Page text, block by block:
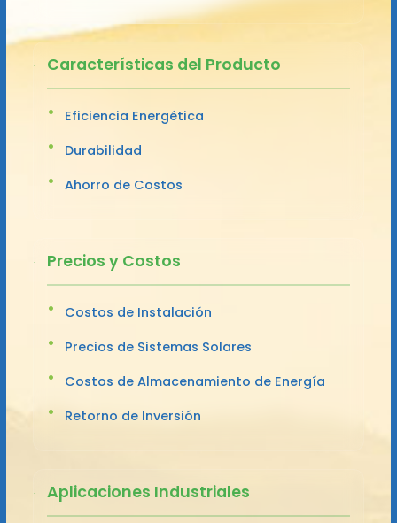
Características del Producto
Eficiencia Energética
Durabilidad
Ahorro de Costos
Precios y Costos
Costos de Instalación
Precios de Sistemas Solares
Costos de Almacenamiento de Energía
Retorno de Inversión
Aplicaciones Industriales